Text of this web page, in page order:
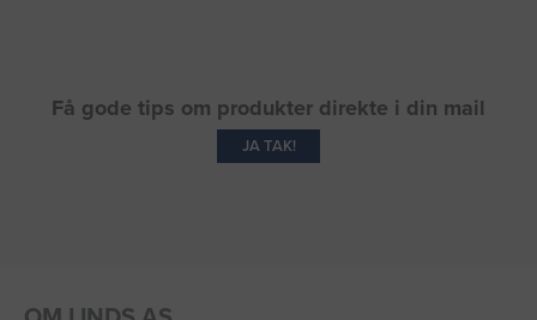
Få gode tips om produkter direkte i din mail
JA TAK!